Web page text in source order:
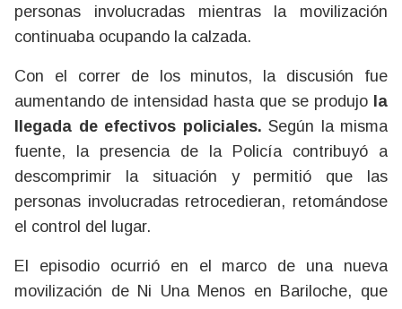
personas involucradas mientras la movilización
continuaba ocupando la calzada.
Con el correr de los minutos, la discusión fue
aumentando de intensidad hasta que se produjo la
llegada de efectivos policiales. Según la misma
fuente, la presencia de la Policía contribuyó a
descomprimir la situación y permitió que las
personas involucradas retrocedieran, retomándose
el control del lugar.
El episodio ocurrió en el marco de una nueva
movilización de Ni Una Menos en Bariloche, que